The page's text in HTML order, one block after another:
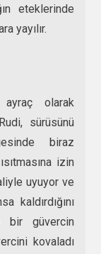
eteklerinde
yayılır.
ayraç olarak
sürüsünü
biraz
izin
uyuyor ve
kaldırdığını
bir güvercin
kovaladı